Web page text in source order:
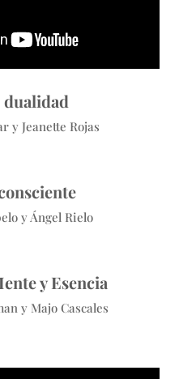
dualidad
y Jeanette Rojas
y Ángel Rielo
y Esencia
y Majo Cascales